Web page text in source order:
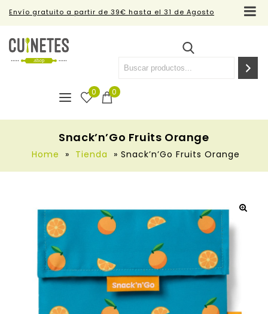
Envío gratuito a partir de 39€ hasta el 31 de Agosto
0
0
Snack’n’Go Fruits Orange
Home » Tienda » Snack’n’Go Fruits Orange